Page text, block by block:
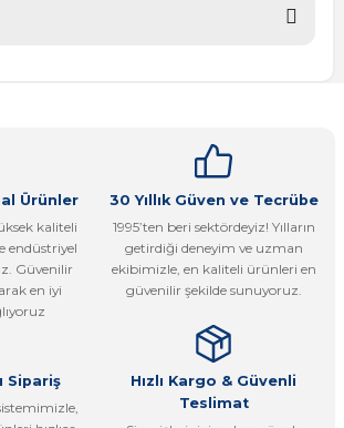
için teşekkür ederiz.
bozuk veya görüntülenemiyor.
eksik bilgiler bulunuyor.
hatalar bulunuyor.
sitelerden daha pahalı.
farklı alternatifler olmalı.
Ürünler
kaliteli
endüstriyel
Güvenilir
en iyi
30 Yıllık Güven ve Tecrübe
1995’ten beri sektördeyiz! Yılların
getirdiği deneyim ve uzman
ekibimizle, en kaliteli ürünleri en
güvenilir şekilde sunuyoruz.
Sipariş
Hızlı Kargo & Güvenli
Teslimat